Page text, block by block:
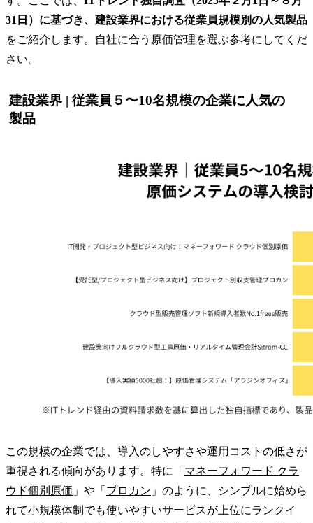
31日）に基づき、建設業界における従業員規模別の人気製品
をご紹介します。自社に合う原価管理を選ぶ参考にしてくだ
さい。
建設業界 | 従業員５〜10名規模の企業に人気の
製品
この規模の企業では、導入のしやすさや運用コストの低さが
重視される傾向があります。特に「 マネーフォワード クラ
ウド個別原価 」や「 プロカン 」のように、シンプルに始めら
れて小規模体制でも使いやすいサービスが上位にランクイ